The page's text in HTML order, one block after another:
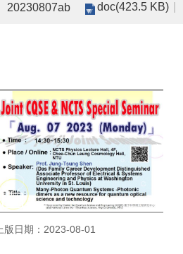
20230807ab doc(423.5 KB)
上版日期：2023-08-01